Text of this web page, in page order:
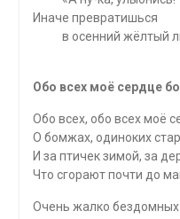
Иначе превратишься
в осенний жёлтый
Обо всех моё сердце
Обо всех, обо всех моё
О бомжах, одиноких
И за птичек зимой, за
Что сгорают почти до
Очень жалко бездомных